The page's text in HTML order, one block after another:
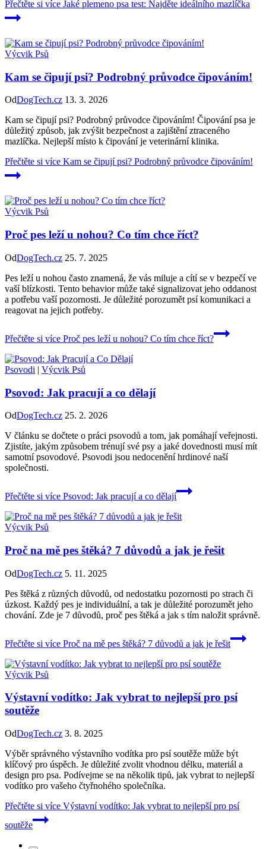
Přečtěte si více Jaké plemeno psa test: Najděte ideálního mazlíčka
Výcvik Psů
Kam se čipují psi? Podrobný průvodce čipováním!
OdDogTech.cz 13. 3. 2026
Kam se čipují psi? Podrobný průvodce čipováním! Čipování psa je
důležitý způsob, jak zvýšit bezpečnost a zajištění ztraceného
mazlíčka. Nejlepší místo k čipování je veterinární klinika.
Přečtěte si více Kam se čipují psi? Podrobný průvodce čipováním!
Výcvik Psů
Proč pes leží u nohou? Co tím chce říct?
OdDogTech.cz 25. 7. 2025
Pes leží u nohou často znamená, že vás miluje a cítí se v bezpečí ve
vaší blízkosti. Tento behavior může také signalizovat jeho oddanost
a potřebu vaší pozornosti. Je důležité porozumět psí komunikaci a
reagovat na jejich potřeby.
Přečtěte si více Proč pes leží u nohou? Co tím chce říct?
Psovodi | Výcvik Psů
Psovod: Jak pracují a co dělají
OdDogTech.cz 25. 2. 2026
V článku se dočtete o práci psovodů a tom, jak pomáhají veřejnosti.
Zjistíte, jakým způsobem trénují své psy a jaké dovednosti musí mít
samotní psovodové. Psovodi jsou nedocenění hrdinové naší
společnosti.
Přečtěte si více Psovod: Jak pracují a co dělají
Výcvik Psů
Proč na mě pes štěká? 7 důvodů a jak je řešit
OdDogTech.cz 5. 11. 2025
Pes štěká z různých důvodů, od nedostatku pozornosti po strach či
úzkost. Každý pes je individuální, a tak je důležité porozumět jeho
chování. Zde je 7 důvodů, proč pes štěká a jak s tím naložit správně.
Přečtěte si více Proč na mě pes štěká? 7 důvodů a jak je řešit
Výcvik Psů
Výstavní vodítko: Jak vybrat to nejlepší pro psí
soutěže
OdDogTech.cz 3. 8. 2025
Výběr správného výstavního vodítka pro psí soutěže může být
klíčový pro úspěch. Je důležité zvolit vhodnou délku, materiál a
design pro psa. Podívejme se na několik tipů, jak vybrat to nejlepší
vodítko pro vašeho čtyřnohého společníka.
Přečtěte si více Výstavní vodítko: Jak vybrat to nejlepší pro psí
soutěže